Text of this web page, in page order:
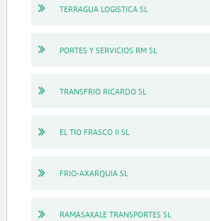
TERRAGUA LOGISTICA SL
PORTES Y SERVICIOS RM SL
TRANSFRIO RICARDO SL
EL TIO FRASCO II SL
FRIO-AXARQUIA SL
RAMASAKALE TRANSPORTES SL